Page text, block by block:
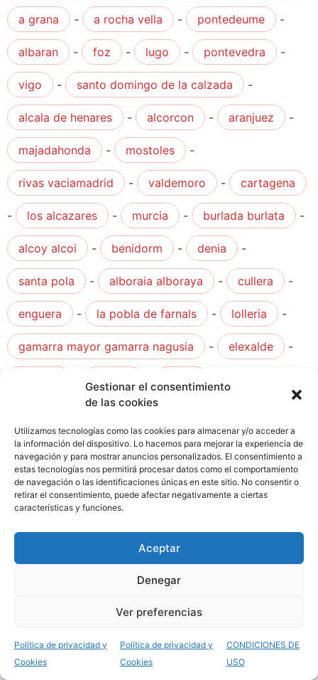
Gestionar el consentimiento
de las cookies
Utilizamos tecnologías como las cookies para almacenar y/o acceder a
la información del dispositivo. Lo hacemos para mejorar la experiencia de
navegación y para mostrar anuncios personalizados. El consentimiento a
estas tecnologías nos permitirá procesar datos como el comportamiento
de navegación o las identificaciones únicas en este sitio. No consentir o
retirar el consentimiento, puede afectar negativamente a ciertas
características y funciones.
Aceptar
Denegar
Ver preferencias
Política de privacidad y
Cookies
Política de privacidad y
Cookies
CONDICIONES DE
USO
a grana - a rocha vella - pontedeume -
albaran - foz - lugo - pontevedra -
vigo - santo domingo de la calzada -
alcala de henares - alcorcon - aranjuez -
majadahonda - mostoles -
rivas vaciamadrid - valdemoro - cartagena
- los alcazares - murcia - burlada burlata -
alcoy alcoi - benidorm - denia -
santa pola - alboraia alboraya - cullera -
enguera - la pobla de farnals - lolleria -
gamarra mayor gamarra nagusia - elexalde -
orduna ceuta
Opiniones del Grado
Superior Cocina y